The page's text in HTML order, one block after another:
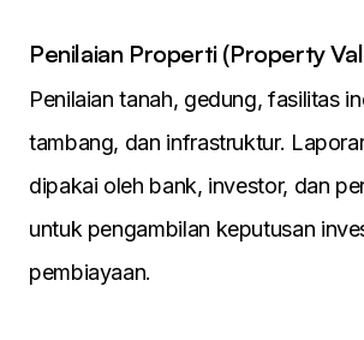
Penilaian Properti (Property
Penilaian tanah, gedung, fasilitas
tambang, dan infrastruktur.
dipakai oleh bank, investor, dan
untuk pengambilan keputusan
pembiayaan.